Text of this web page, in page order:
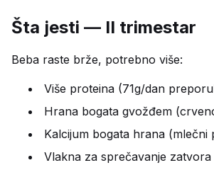
Šta jesti — II trimestar
Beba raste brže, potrebno više:
Više proteina (71g/dan
Hrana bogata gvožđem
Kalcijum bogata hrana (mlečni
Vlakna za sprečavanje zatvora